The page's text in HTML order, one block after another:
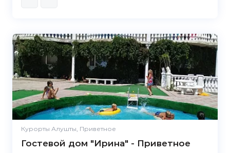
Курорты Алушты, Приветное
Гостевой дом "Ирина" - Приветное